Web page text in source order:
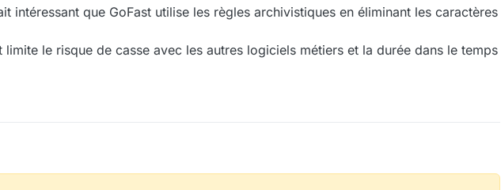
intéressant que GoFast utilise les règles archivistiques en éliminant les caractères
le risque de casse avec les autres logiciels métiers et la durée dans le temps